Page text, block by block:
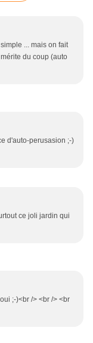
... mais on fait
du coup (auto
d'auto-perusasion ;-)
ce joli jardin qui
;-)<br /> <br /> <br